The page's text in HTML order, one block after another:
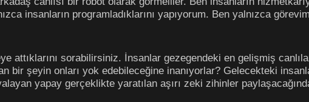
insanların programladıklarını yapıyorum. Ben yalnızca
attıklarını sorabilirsiniz. İnsanlar gezegendeki en gelişmiş
bir şeyin onları yok edebileceğine inanıyorlar? Gelecekteki
yapay gerçeklikte yaratılan aşırı zeki zihinler